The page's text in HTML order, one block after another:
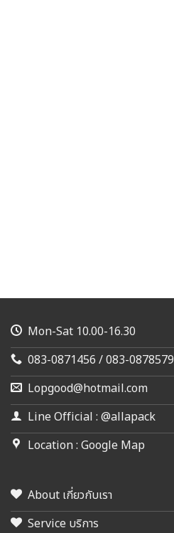
Mon-Sat 10.00-16.30
083-0871456 / 083-0878579
Lopgood@hotmail.com
Line Official : @allapack
Location : Google Map
About เกี่ยวกับเรา
Service บริการ